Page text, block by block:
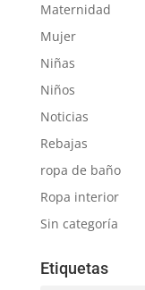
Maternidad
Mujer
Niñas
Niños
Noticias
Rebajas
ropa de baño
Ropa interior
Sin categoría
Etiquetas